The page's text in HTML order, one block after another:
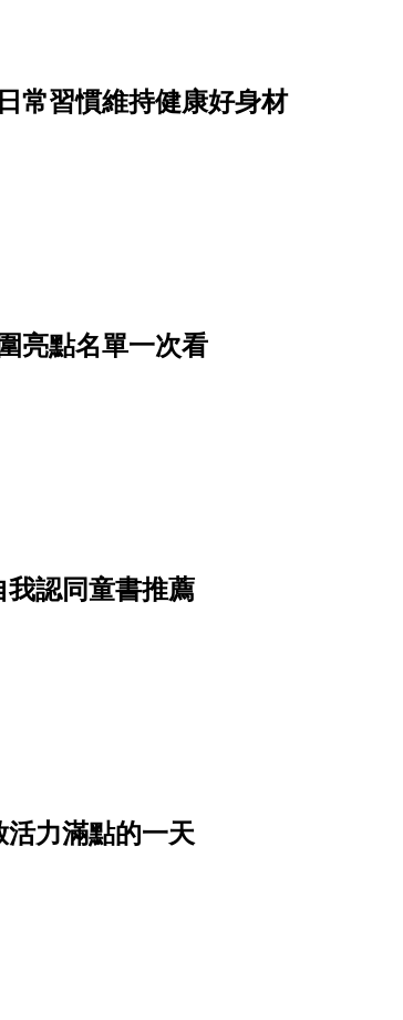
常習慣維持健康好身材
亮點名單一次看
認同童書推薦
力滿點的一天